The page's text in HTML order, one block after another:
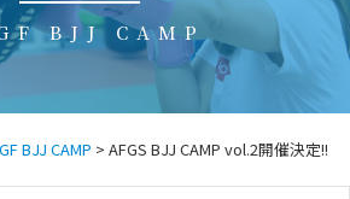
BJJ CAMP
BJJ CAMP > AFGS BJJ CAMP vol.2開催決定!!